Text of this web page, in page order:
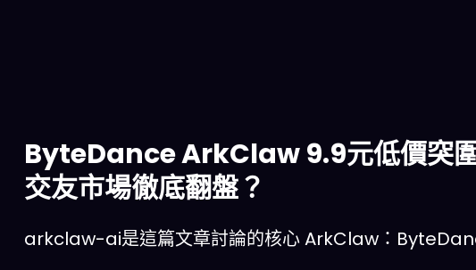
ByteDance ArkClaw 9.9元低價突
交友市場徹底翻盤？
arkclaw-ai是這篇文章討論的核心 ArkClaw：